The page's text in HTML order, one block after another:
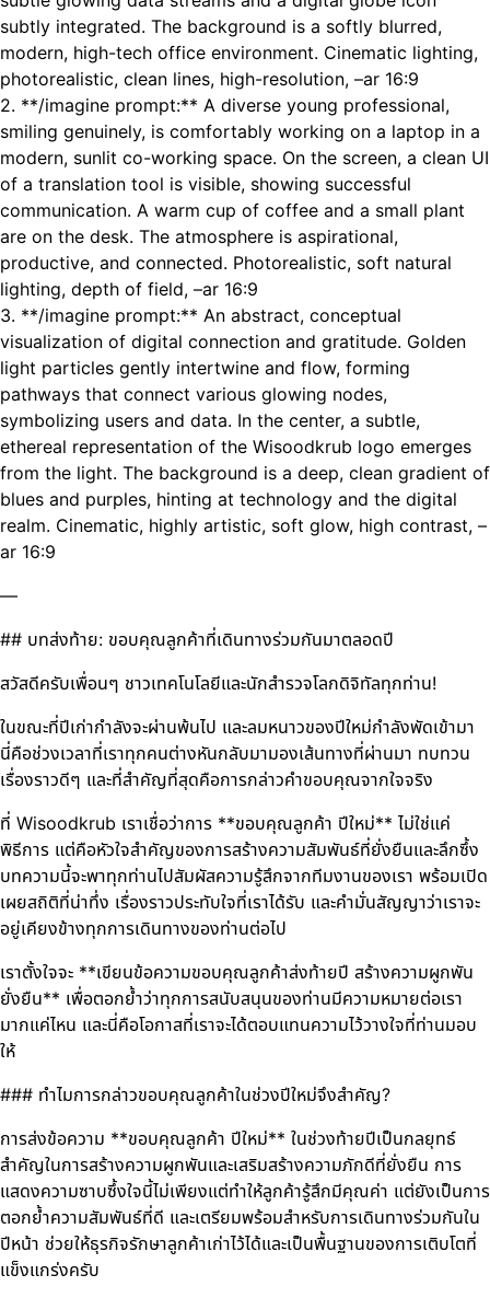
subtly integrated. The background is a softly blurred,
modern, high-tech office environment. Cinematic lighting,
photorealistic, clean lines, high-resolution, –ar 16:9
2. **/imagine prompt:** A diverse young professional,
smiling genuinely, is comfortably working on a laptop in a
modern, sunlit co-working space. On the screen, a clean UI
of a translation tool is visible, showing successful
communication. A warm cup of coffee and a small plant
are on the desk. The atmosphere is aspirational,
productive, and connected. Photorealistic, soft natural
lighting, depth of field, –ar 16:9
3. **/imagine prompt:** An abstract, conceptual
visualization of digital connection and gratitude. Golden
light particles gently intertwine and flow, forming
pathways that connect various glowing nodes,
symbolizing users and data. In the center, a subtle,
ethereal representation of the Wisoodkrub logo emerges
from the light. The background is a deep, clean gradient of
blues and purples, hinting at technology and the digital
realm. Cinematic, highly artistic, soft glow, high contrast, –
ar 16:9
—
## บทส่งท้าย: ขอบคุณลูกค้าที่เดินทางร่วมกันมาตลอดปี
สวัสดีครับเพื่อนๆ ชาวเทคโนโลยีและนักสำรวจโลกดิจิทัลทุกท่าน!
ในขณะที่ปีเก่ากำลังจะผ่านพ้นไป และลมหนาวของปีใหม่กำลังพัดเข้ามา
นี่คือช่วงเวลาที่เราทุกคนต่างหันกลับมามองเส้นทางที่ผ่านมา ทบทวน
เรื่องราวดีๆ และที่สำคัญที่สุดคือการกล่าวคำขอบคุณจากใจจริง
ที่ Wisoodkrub เราเชื่อว่าการ **ขอบคุณลูกค้า ปีใหม่** ไม่ใช่แค่
พิธีการ แต่คือหัวใจสำคัญของการสร้างความสัมพันธ์ที่ยั่งยืนและลึกซึ้ง
บทความนี้จะพาทุกท่านไปสัมผัสความรู้สึกจากทีมงานของเรา พร้อมเปิด
เผยสถิติที่น่าทึ่ง เรื่องราวประทับใจที่เราได้รับ และคำมั่นสัญญาว่าเราจะ
อยู่เคียงข้างทุกการเดินทางของท่านต่อไป
เราตั้งใจจะ **เขียนข้อความขอบคุณลูกค้าส่งท้ายปี สร้างความผูกพัน
ยั่งยืน** เพื่อตอกย้ำว่าทุกการสนับสนุนของท่านมีความหมายต่อเรา
มากแค่ไหน และนี่คือโอกาสที่เราจะได้ตอบแทนความไว้วางใจที่ท่านมอบ
ให้
### ทำไมการกล่าวขอบคุณลูกค้าในช่วงปีใหม่จึงสำคัญ?
การส่งข้อความ **ขอบคุณลูกค้า ปีใหม่** ในช่วงท้ายปีเป็นกลยุทธ์
สำคัญในการสร้างความผูกพันและเสริมสร้างความภักดีที่ยั่งยืน การ
แสดงความซาบซึ้งใจนี้ไม่เพียงแต่ทำให้ลูกค้ารู้สึกมีคุณค่า แต่ยังเป็นการ
ตอกย้ำความสัมพันธ์ที่ดี และเตรียมพร้อมสำหรับการเดินทางร่วมกันใน
ปีหน้า ช่วยให้ธุรกิจรักษาลูกค้าเก่าไว้ได้และเป็นพื้นฐานของการเติบโตที่
แข็งแกร่งครับ